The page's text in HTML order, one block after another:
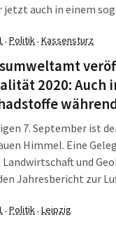
jetzt auch in einem
haben. Erstmals
in Leipzig
· Politik· Kassensturz
2020: Auch
7. September ist
Himmel. Eine
und
Jahresbericht zur
und damit die
· Politik· Leipzig